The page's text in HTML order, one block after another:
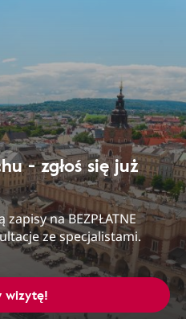
- zgłoś się już
na BEZPŁATNE
ze specjalistami.
wizytę!